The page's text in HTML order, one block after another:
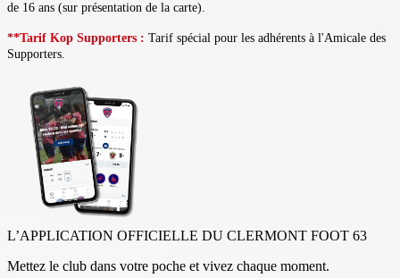
de 16 ans (sur présentation de la carte).
**Tarif Kop Supporters : Tarif spécial pour les adhérents à l'Amicale des
Supporters.
L’APPLICATION OFFICIELLE DU CLERMONT FOOT 63
Mettez le club dans votre poche et vivez chaque moment.